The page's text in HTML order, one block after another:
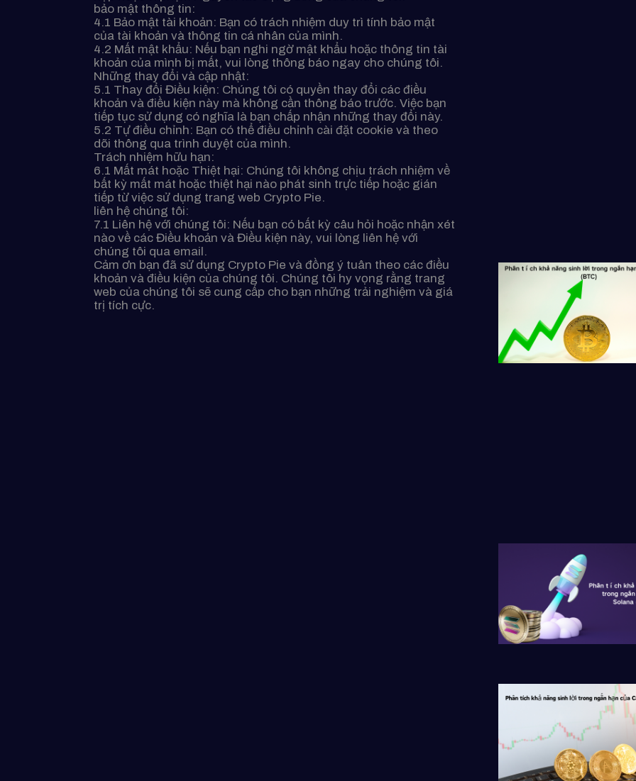
bảo mật thông tin:
4.1 Bảo mật tài khoản: Bạn có trách nhiệm duy trì tính bảo mật
của tài khoản và thông tin cá nhân của mình.
4.2 Mất mật khẩu: Nếu bạn nghi ngờ mật khẩu hoặc thông tin tài
khoản của mình bị mất, vui lòng thông báo ngay cho chúng tôi.
Những thay đổi và cập nhật:
5.1 Thay đổi Điều kiện: Chúng tôi có quyền thay đổi các điều
khoản và điều kiện này mà không cần thông báo trước. Việc bạn
tiếp tục sử dụng có nghĩa là bạn chấp nhận những thay đổi này.
5.2 Tự điều chỉnh: Bạn có thể điều chỉnh cài đặt cookie và theo
dõi thông qua trình duyệt của mình.
Trách nhiệm hữu hạn:
6.1 Mất mát hoặc Thiệt hại: Chúng tôi không chịu trách nhiệm về
bất kỳ mất mát hoặc thiệt hại nào phát sinh trực tiếp hoặc gián
tiếp từ việc sử dụng trang web Crypto Pie.
liên hệ chúng tôi:
7.1 Liên hệ với chúng tôi: Nếu bạn có bất kỳ câu hỏi hoặc nhận xét
nào về các Điều khoản và Điều kiện này, vui lòng liên hệ với
chúng tôi qua email.
Cảm ơn bạn đã sử dụng Crypto Pie và đồng ý tuân theo các điều
khoản và điều kiện của chúng tôi. Chúng tôi hy vọng rằng trang
web của chúng tôi sẽ cung cấp cho bạn những trải nghiệm và giá
trị tích cực.